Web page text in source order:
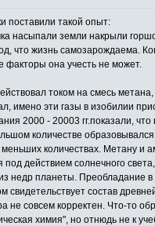
поставили такой опыт:
насыпали земли накрыли
что жизнь самозарождаема.
факторы она учесть не может.
током на смесь
имено эти газы в изобилии
2000 - 20003 гг.показали,
количестве
количествах. Метану и
под действием солнечного
недр планеты. Преобладание в
свидетельствует состав
не совсем корректен. Что-то
химия", но отнюдь не к